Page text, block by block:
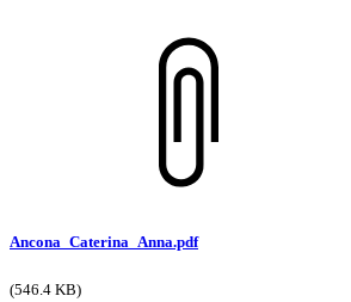
Ancona_Caterina_Anna.pdf
(546.4 KB)